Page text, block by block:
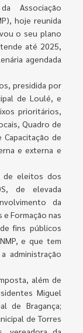
Associação
hoje reunida
o seu plano
até 2025,
agendada
presidida por
de Loulé, e
prioritários,
Quadro de
Capacitação de
e externa e
de eleitos dos
de elevada
da
e Formação nas
fins públicos
e que tem
administração
além de
Miguel
de Bragança;
de Torres